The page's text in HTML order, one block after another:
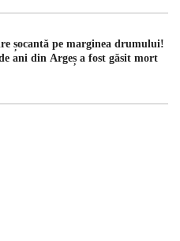
șocantă pe marginea drumului!
ani din Argeș a fost găsit mort